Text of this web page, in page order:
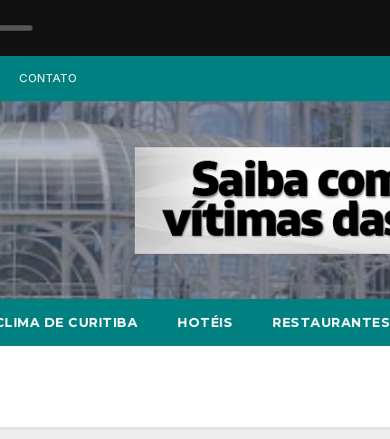
CONTATO
DE CURITIBA HOTÉIS RESTAURANTES